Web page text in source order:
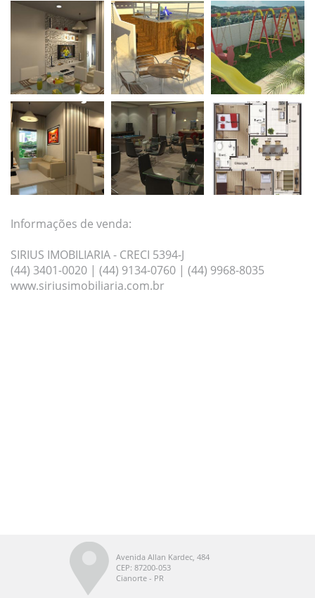
Informações de venda:
SIRIUS IMOBILIARIA - CRECI 5394-J
(44) 3401-0020 | (44) 9134-0760 | (44) 9968-8035
www.siriusimobiliaria.com.br
Avenida Allan Kardec, 484
CEP: 87200-053
Cianorte - PR